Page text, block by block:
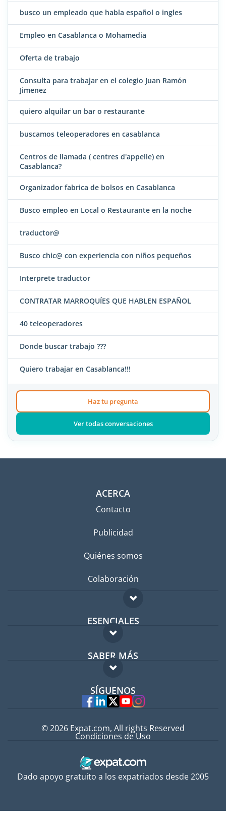
busco un empleado que habla español o ingles
Empleo en Casablanca o Mohamedia
Oferta de trabajo
Consulta para trabajar en el colegio Juan Ramón
Jimenez
quiero alquilar un bar o restaurante
buscamos teleoperadores en casablanca
Centros de llamada ( centres d'appelle) en
Casablanca?
Organizador fabrica de bolsos en Casablanca
Busco empleo en Local o Restaurante en la noche
traductor@
Busco chic@ con experiencia con niños pequeños
Interprete traductor
CONTRATAR MARROQUÍES QUE HABLEN ESPAÑOL
40 teleoperadores
Donde buscar trabajo ???
Quiero trabajar en Casablanca!!!
Haz tu pregunta
Ver todas conversaciones
ACERCA
Contacto
Publicidad
Quiénes somos
Colaboración
ESENCIALES
Foro para expatriados
Guía para expatriados
Trabajos en el extranjero
SABER MÁS
FAQ
Expertos
SÍGUENOS
Dado apoyo gratuito a los expatriados desde 2005
© 2026 Expat.com, All rights Reserved
Condiciones de Uso